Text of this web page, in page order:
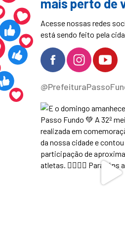
mais perto de
Acesse nossas redes
está sendo feito pela